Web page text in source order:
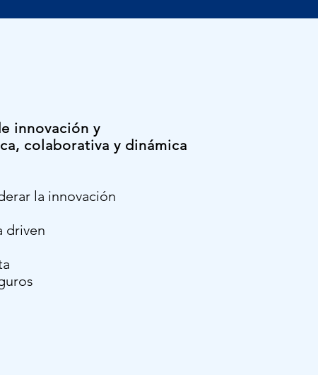
innovación y
colaborativa y dinámica
la innovación
driven